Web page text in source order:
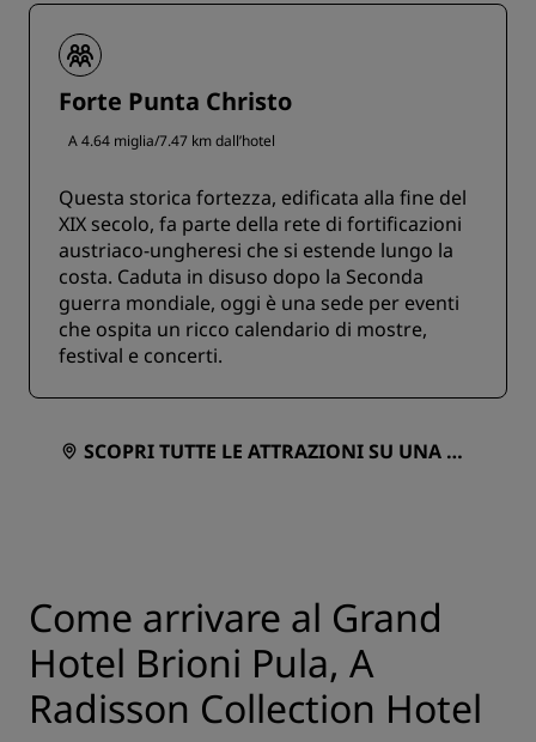
Forte Punta Christo
A 4.64 miglia/7.47 km dall’hotel
Questa storica fortezza, edificata alla fine del
XIX secolo, fa parte della rete di fortificazioni
austriaco-ungheresi che si estende lungo la
costa. Caduta in disuso dopo la Seconda
guerra mondiale, oggi è una sede per eventi
che ospita un ricco calendario di mostre,
festival e concerti.
SCOPRI TUTTE LE ATTRAZIONI SU UNA MA
Come arrivare al Grand
Hotel Brioni Pula, A
Radisson Collection Hotel